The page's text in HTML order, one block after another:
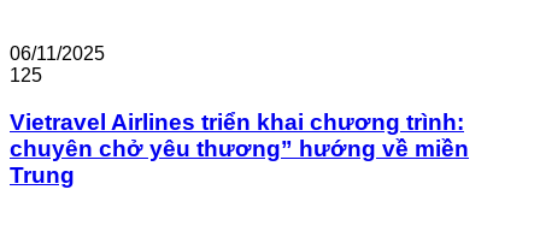
06/11/2025
125
Vietravel Airlines triển khai chương trình:
chuyên chở yêu thương” hướng về miền
Trung